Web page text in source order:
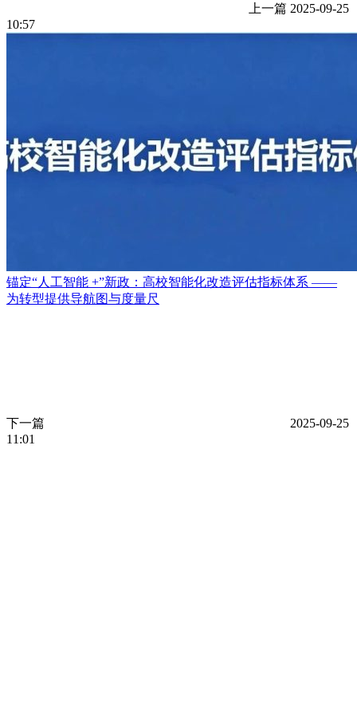
上一篇 2025-09-25
10:57
锚定“人工智能 +”新政：高校智能化改造评估指标体系 ——
为转型提供导航图与度量尺
下一篇
2025-09-25
11:01